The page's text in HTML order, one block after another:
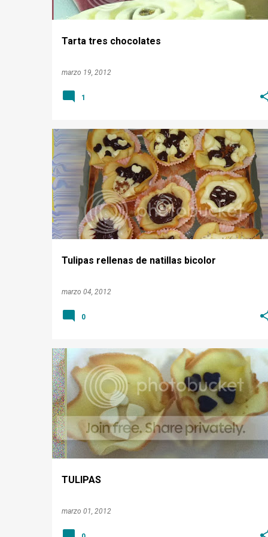
Tarta tres chocolates
marzo 19, 2012
1
Tulipas rellenas de natillas bicolor
marzo 04, 2012
DULCE NATILLAS POSTRE TULIPAS
0
TULIPAS
marzo 01, 2012
DULCES